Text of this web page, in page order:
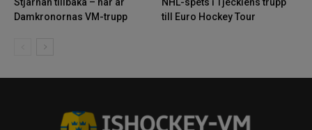
Stjärnan tillbaka – här är
Damkronornas VM-trupp
NHL-spets i Tjeckiens trupp
till Euro Hockey Tour